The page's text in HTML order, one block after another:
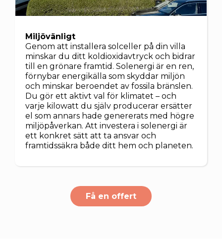
Miljövänligt
Genom att installera solceller på din villa
minskar du ditt koldioxidavtryck och bidrar
till en grönare framtid. Solenergi är en ren,
förnybar energikälla som skyddar miljön
och minskar beroendet av fossila bränslen.
Du gör ett aktivt val för klimatet – och
varje kilowatt du själv producerar ersätter
el som annars hade genererats med högre
miljöpåverkan. Att investera i solenergi är
ett konkret sätt att ta ansvar och
framtidssäkra både ditt hem och planeten.
Få en offert